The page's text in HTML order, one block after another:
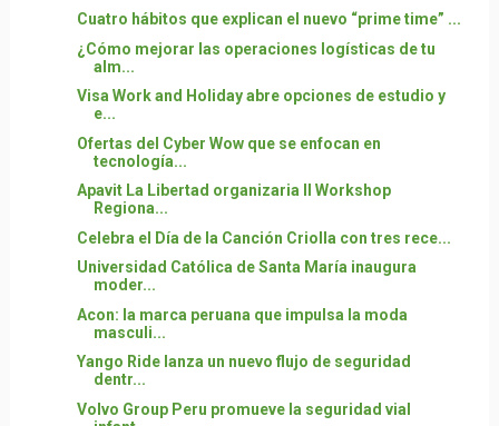
Cuatro hábitos que explican el nuevo “prime time” ...
¿Cómo mejorar las operaciones logísticas de tu
alm...
Visa Work and Holiday abre opciones de estudio y
e...
Ofertas del Cyber Wow que se enfocan en
tecnología...
Apavit La Libertad organizaria II Workshop
Regiona...
Celebra el Día de la Canción Criolla con tres rece...
Universidad Católica de Santa María inaugura
moder...
Acon: la marca peruana que impulsa la moda
masculi...
Yango Ride lanza un nuevo flujo de seguridad
dentr...
Volvo Group Peru promueve la seguridad vial